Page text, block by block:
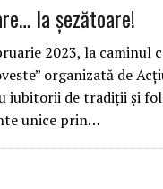
la șezătoare!
2023, la caminul
organizată de
iubitorii de tradiții și
unice prin…